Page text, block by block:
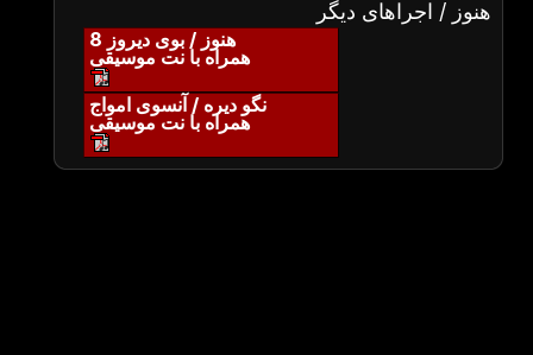
هنوز / اجراهای دیگر
هنوز / بوی دیروز 8
همراه با نت موسیقی
نگو دیره / آنسوی امواج
همراه با نت موسیقی